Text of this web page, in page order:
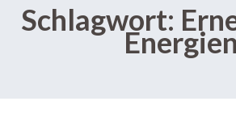
Schlagwort: